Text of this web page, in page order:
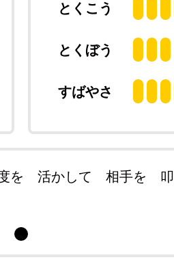
活かして 相手を 叩
とくこう
とくぼう
すばやさ